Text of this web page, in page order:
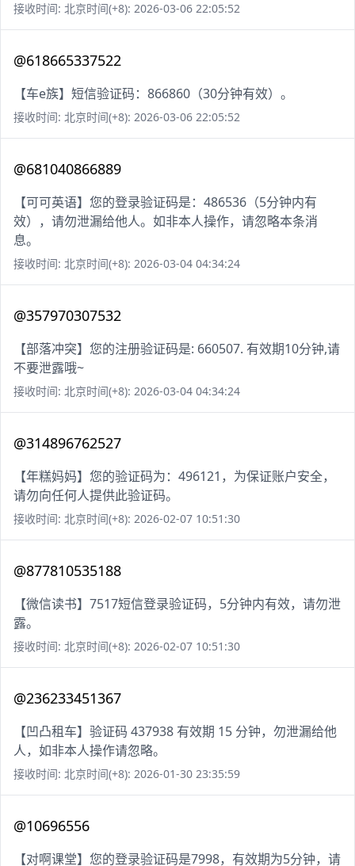
接收时间: 北京时间(+8): 2026-03-06 22:05:52
@618665337522
【车e族】短信验证码：866860（30分钟有效）。
接收时间: 北京时间(+8): 2026-03-06 22:05:52
@681040866889
【可可英语】您的登录验证码是：486536（5分钟内有
效），请勿泄漏给他人。如非本人操作，请忽略本条消
息。
接收时间: 北京时间(+8): 2026-03-04 04:34:24
@357970307532
【部落冲突】您的注册验证码是: 660507. 有效期10分钟,请
不要泄露哦~
接收时间: 北京时间(+8): 2026-03-04 04:34:24
@314896762527
【年糕妈妈】您的验证码为：496121，为保证账户安全，
请勿向任何人提供此验证码。
接收时间: 北京时间(+8): 2026-02-07 10:51:30
@877810535188
【微信读书】7517短信登录验证码，5分钟内有效，请勿泄
露。
接收时间: 北京时间(+8): 2026-02-07 10:51:30
@236233451367
【凹凸租车】验证码 437938 有效期 15 分钟，勿泄漏给他
人，如非本人操作请忽略。
接收时间: 北京时间(+8): 2026-01-30 23:35:59
@10696556
【对啊课堂】您的登录验证码是7998，有效期为5分钟，请